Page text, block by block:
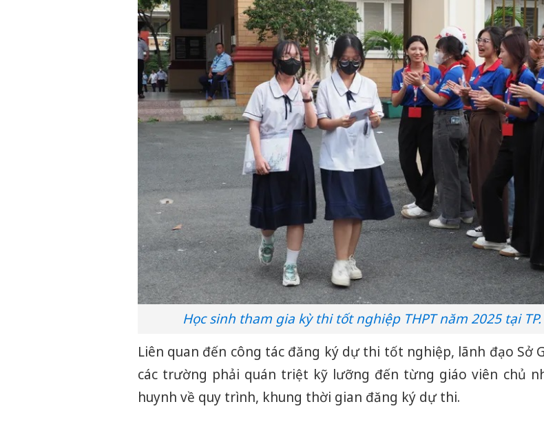
Học sinh tham gia kỳ thi tốt nghiệp THPT năm 2025 tại TP.
Liên quan đến công tác đăng ký dự thi tốt nghiệp, lãnh đạo Sở
các trường phải quán triệt kỹ lưỡng đến từng giáo viên chủ
huynh về quy trình, khung thời gian đăng ký dự thi.